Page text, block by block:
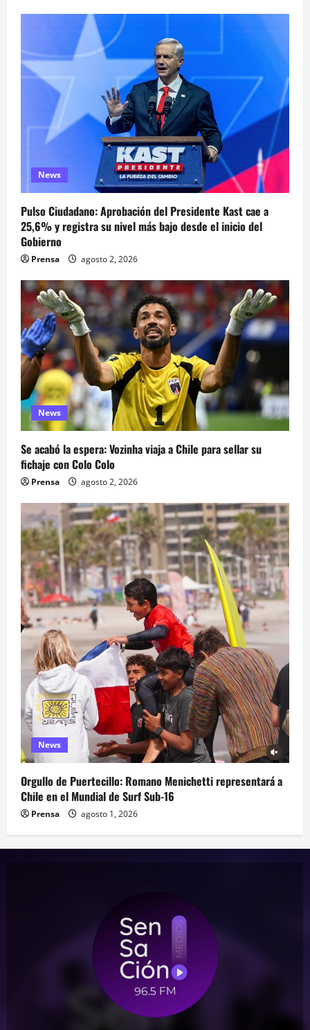
News
Pulso Ciudadano: Aprobación del Presidente Kast cae a
25,6% y registra su nivel más bajo desde el inicio del
Gobierno
Prensa agosto 2, 2026
News
Se acabó la espera: Vozinha viaja a Chile para sellar su
fichaje con Colo Colo
Prensa agosto 2, 2026
News
Orgullo de Puertecillo: Romano Menichetti representará a
Chile en el Mundial de Surf Sub-16
Prensa agosto 1, 2026